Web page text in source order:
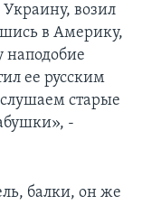
возил
в Америку,
наподобие
ее русским
старые
-
балки, он же